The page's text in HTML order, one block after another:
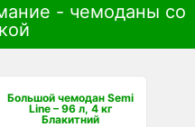
- чемоданы со
Большой чемодан Semi
Line – 96 л, 4 кг
Блакитний